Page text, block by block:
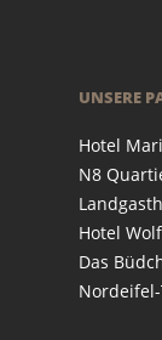
UNSERE
Hotel
N8
Hotel
Das